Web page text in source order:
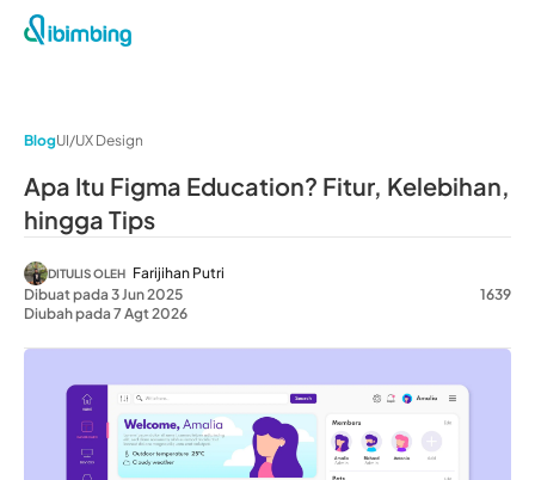
BlogUI/UX Design
Apa Itu Figma Education? Fitur, Kelebihan,
hingga Tips
DITULIS OLEH Farijihan Putri
Dibuat pada 3 Jun 2025
Diubah pada 7 Agt 2026
1639